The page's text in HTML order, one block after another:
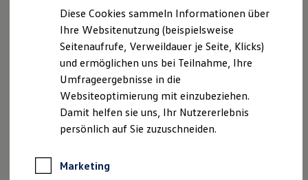
Behörden
Direktkunden
Sonderfahrzeuge
Anpfiff zum Gewinn
Elektromobilität
Elektroautos
ID. Tutorials
Elektrofahrzeugkonzepte
ID. EVERY1
Reichweite
Rekuperation
Nutzungsbedingungen
Datenschutzerklärungen
Cookie-Richtlinie
Lizenzhinweise Dritter
Angaben zum Digital Services Act (DSA)
EU Data Act
Diese Cookies sammeln Informationen über
Ihre Websitenutzung (beispielsweise
Seitenaufrufe, Verweildauer je Seite, Klicks)
und ermöglichen uns bei Teilnahme, Ihre
Umfrageergebnisse in die
Websiteoptimierung mit einzubeziehen.
Damit helfen sie uns, Ihr Nutzererlebnis
persönlich auf Sie zuzuschneiden.
Marketing